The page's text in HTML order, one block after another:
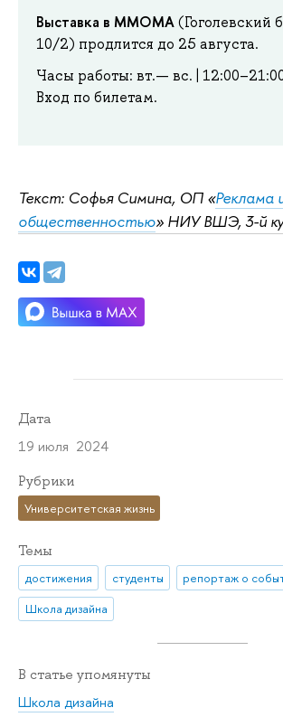
Выставка в MMOMA(Гоголевский
10/2) продлится до 25 августа.
Часы работы: вт.— вс. |
Вход по билетам.
Текст: Софья Симина, ОП «Реклама
общественностью» НИУ ВШЭ, 3-й
Дата
19 июля 2024
Рубрики
Университетская жизнь
Темы
достижения студенты репортаж о
Школа дизайна
В статье упомянуты
Школа дизайна